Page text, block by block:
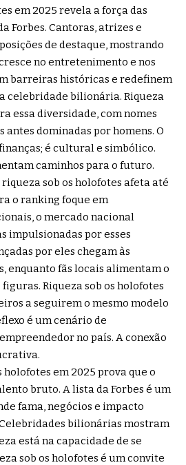
em 2025 revela a força das
Forbes. Cantoras, atrizes e
de destaque, mostrando
no entretenimento e nos
barreiras históricas e redefinem
celebridade bilionária. Riqueza
essa diversidade, com nomes
dominadas por homens. O
é cultural e simbólico.
caminhos para o futuro.
sob os holofotes afeta até
o ranking foque em
o mercado nacional
impulsionadas por esses
por eles chegam às
enquanto fãs locais alimentam o
Riqueza sob os holofotes
a seguirem o mesmo modelo
é um cenário de
no país. A conexão
holofotes em 2025 prova que o
bruto. A lista da Forbes é um
fama, negócios e impacto
bilionárias mostram
está na capacidade de se
sob os holofotes é um convite